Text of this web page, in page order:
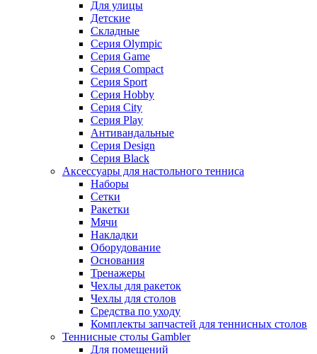
Для улицы
Детские
Складные
Серия Olympic
Серия Game
Серия Compact
Серия Sport
Серия Hobby
Серия City
Серия Play
Антивандальные
Серия Design
Серия Black
Аксессуары для настольного тенниса
Наборы
Сетки
Ракетки
Мячи
Накладки
Оборудование
Основания
Тренажеры
Чехлы для ракеток
Чехлы для столов
Средства по уходу
Комплекты запчастей для теннисных столов
Теннисные столы Gambler
Для помещений